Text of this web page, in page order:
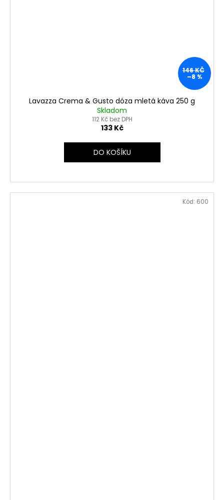
146 KČ
–8 %
Lavazza Crema & Gusto dóza mletá káva 250 g
Skladom
112 Kč bez DPH
133 Kč
DO KOŠÍKU
Kód: 600